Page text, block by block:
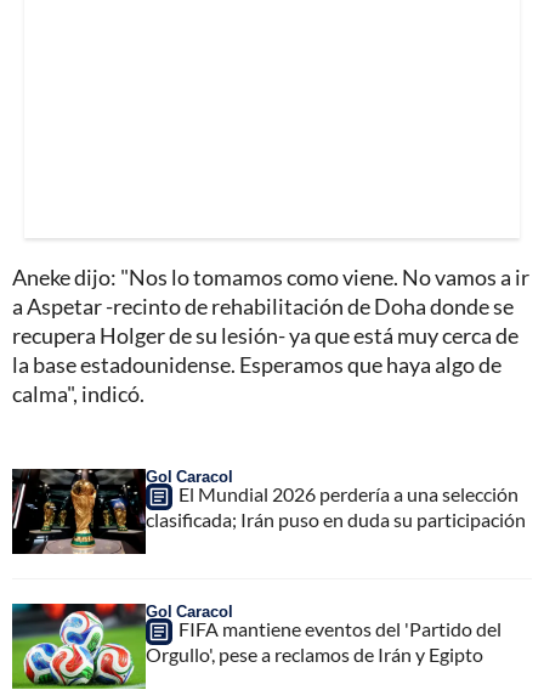
Aneke dijo: "Nos lo tomamos como viene. No vamos a ir
a Aspetar -recinto de rehabilitación de Doha donde se
recupera Holger de su lesión- ya que está muy cerca de
la base estadounidense. Esperamos que haya algo de
calma", indicó.
Gol Caracol
El Mundial 2026 perdería a una selección
clasificada; Irán puso en duda su participación
Gol Caracol
FIFA mantiene eventos del 'Partido del
Orgullo', pese a reclamos de Irán y Egipto